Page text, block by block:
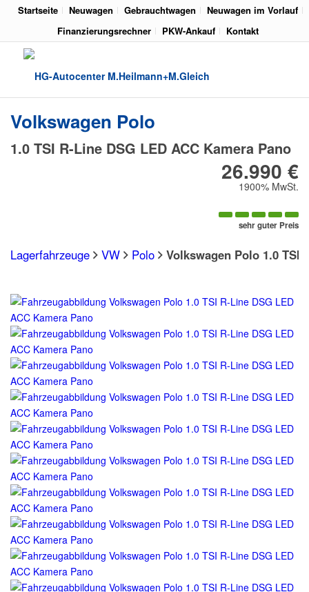
Startseite Neuwagen Gebrauchtwagen
Neuwagen im Vorlauf
Finanzierungsrechner
PKW-Ankauf Kontakt
Volkswagen Polo
1.0 TSI R-Line DSG LED ACC Kamera Pano
26.990 €
1900% MwSt.
sehr guter Preis
Lagerfahrzeuge VW Polo Volkswagen Polo 1.0 TSI